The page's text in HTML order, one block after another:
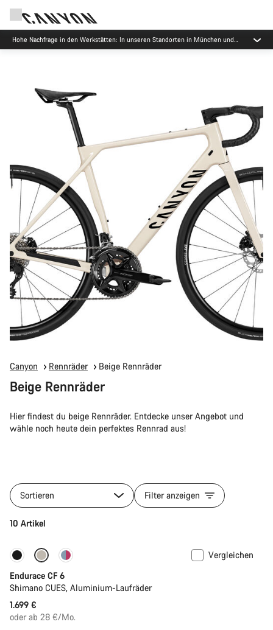
Jetzt geöffnet: E-Performance Center Koblenz
Canyon Rennräder Beige Rennräder
Beige Rennräder
Hier findest du beige Rennräder. Entdecke unser Angebot und
wähle noch heute dein perfektes Rennrad aus!
Sortieren Filter anzeigen
10 Artikel
Neu
Vergleichen
Endurace CF 6
Shimano CUES, Aluminium-Laufräder
1.699 €
oder ab 28 €/Mo.